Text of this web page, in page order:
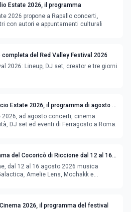
Estate 2026, il programma
2026 propone a Rapallo concerti,
con autori e appuntamenti culturali
completa del Red Valley Festival 2026
2026: Lineup, DJ set, creator e tre giorni
Estate 2026, il programma di agosto e
ad agosto concerti, cinema
DJ set ed eventi di Ferragosto a Roma.
del Cocoricò di Riccione dal 12 al 16
dal 12 al 16 agosto 2026 musica
Amelie Lens, Mochakk e
2026, il programma del festival